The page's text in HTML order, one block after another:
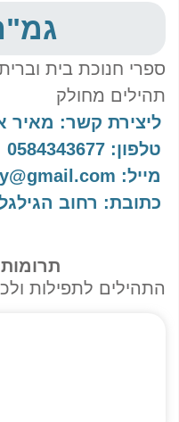
ספרי חנוכת בית
תהילים מחולק
ליצירת קשר: מאיר
טלפון: 0584343677
מייל: meirelkiuby@gmail.com
כתובת: רחוב הגילגל 77 מעלה
התהילים לתפילות